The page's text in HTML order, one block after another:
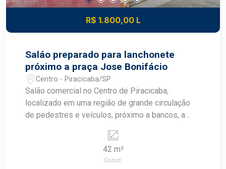
R$ 1.800,00 L
Saláo preparado para lanchonete
próximo a praça Jose Bonifácio
Centro - Piracicaba/SP
Salão comercial no Centro de Piracicaba,
localizado em uma região de grande circulação
de pedestres e veículos, próximo a bancos, a
visibilidade e praticidade para o seu negócio. O
imóvel possui 42 m² de área útil e conta com:
Amplo salão comercial 1 banheiro Pia de apoio
42 m²
Const.